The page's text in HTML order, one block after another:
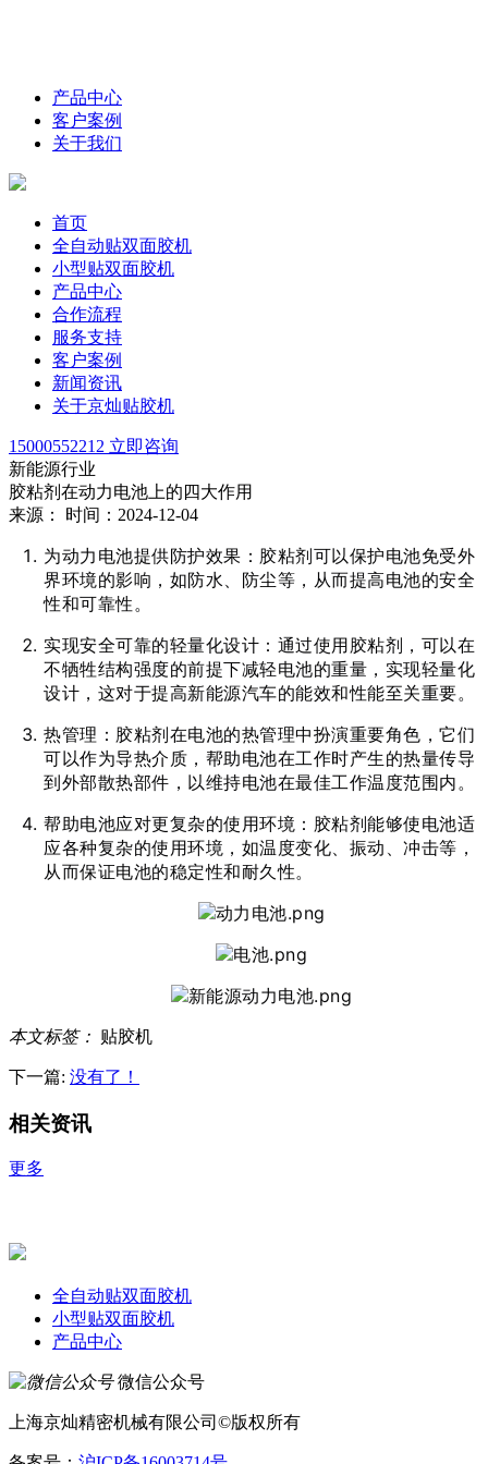
产品中心
客户案例
关于我们
首页
全自动贴双面胶机
小型贴双面胶机
产品中心
合作流程
服务支持
客户案例
新闻资讯
关于京灿贴胶机
15000552212 立即咨询
新能源行业
胶粘剂在动力电池上的四大作用
来源： 时间：2024-12-04
为动力电池提供防护效果：胶粘剂可以保护电池免受外
界环境的影响，如防水、防尘等，从而提高电池的安全
性和可靠性。
实现安全可靠的轻量化设计：通过使用胶粘剂，可以在
不牺牲结构强度的前提下减轻电池的重量，实现轻量化
设计，这对于提高新能源汽车的能效和性能至关重要。
热管理：胶粘剂在电池的热管理中扮演重要角色，它们
可以作为导热介质，帮助电池在工作时产生的热量传导
到外部散热部件，以维持电池在最佳工作温度范围内。
帮助电池应对更复杂的使用环境：胶粘剂能够使电池适
应各种复杂的使用环境，如温度变化、振动、冲击等，
从而保证电池的稳定性和耐久性。
本文标签： 贴胶机
下一篇: 没有了！
相关资讯
更多
全自动贴双面胶机
小型贴双面胶机
产品中心
微信公众号
上海京灿精密机械有限公司©版权所有